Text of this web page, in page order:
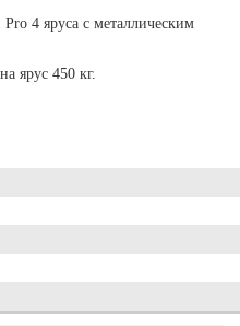
4 яруса с металлическим
ярус 450 кг.